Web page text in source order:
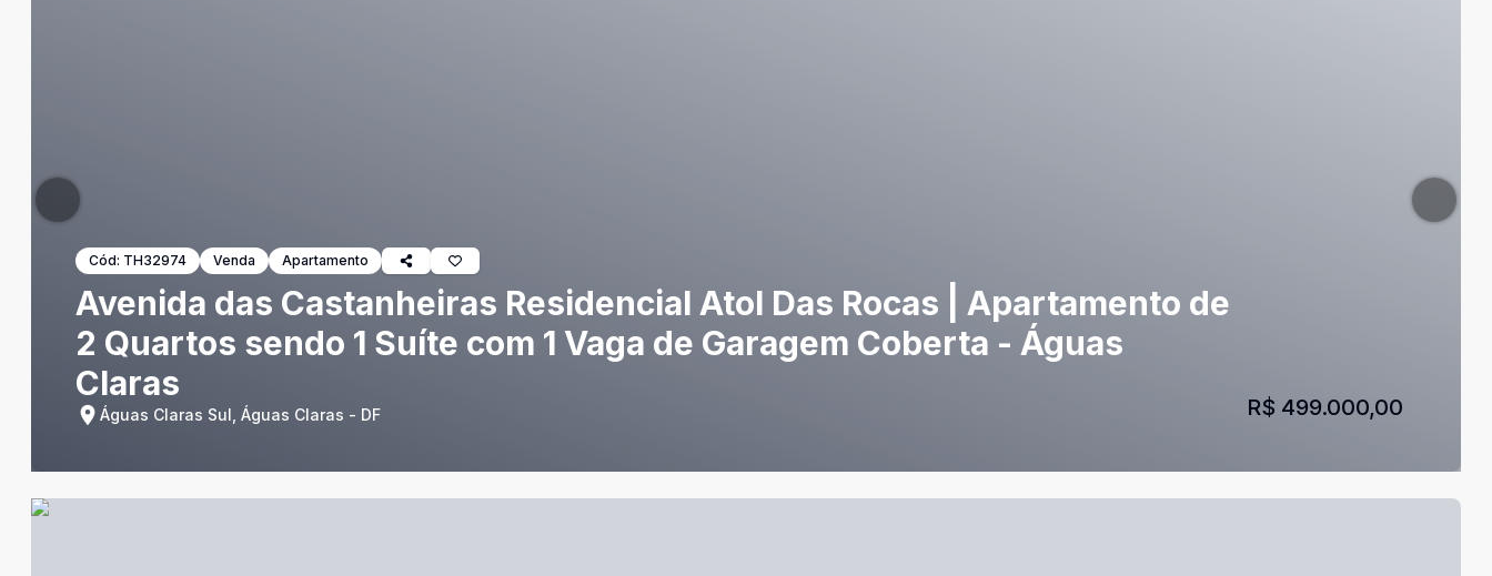
Cód: TH32974 Venda Apartamento
Avenida das Castanheiras Residencial Atol Das Rocas | Apartamento de
2 Quartos sendo 1 Suíte com 1 Vaga de Garagem Coberta - Águas
Claras
Águas Claras Sul, Águas Claras - DF R$ 499.000,00